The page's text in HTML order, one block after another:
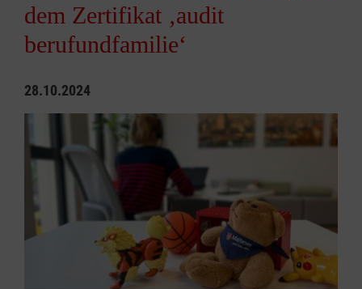
dem Zertifikat ‚audit
berufundfamilie‘
28.10.2024